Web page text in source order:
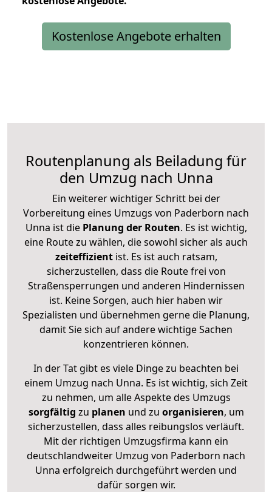
Kostenlose Angebote erhalten
Routenplanung als Beiladung für
den Umzug nach Unna
Ein weiterer wichtiger Schritt bei der
Vorbereitung eines Umzugs von Paderborn nach
Unna ist diePlanung der Routen. Es ist wichtig,
eine Route zu wählen, die sowohl sicher als auch
zeiteffizientist. Es ist auch ratsam,
sicherzustellen, dass die Route frei von
Straßensperrungen und anderen Hindernissen
ist. Keine Sorgen, auch hier haben wir
Spezialisten und übernehmen gerne die Planung,
damit Sie sich auf andere wichtige Sachen
konzentrieren können.
In der Tat gibt es viele Dinge zu beachten bei
einem Umzug nach Unna. Es ist wichtig, sich Zeit
zu nehmen, um alle Aspekte des Umzugs
sorgfältig zu planen und zu organisieren, um
sicherzustellen, dass alles reibungslos verläuft.
Mit der richtigen Umzugsfirma kann ein
deutschlandweiter Umzug von Paderborn nach
Unna erfolgreich durchgeführt werden und
dafür sorgen wir.